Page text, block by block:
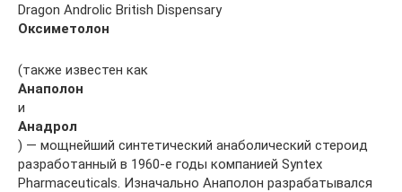
Dragon Androlic British Dispensary
Оксиметолон
(также известен как
Анаполон
и
Анадрол
) — мощнейший синтетический анаболический стероид
разработанный в 1960-е годы компанией Syntex
Pharmaceuticals. Изначально Анаполон разрабатывался